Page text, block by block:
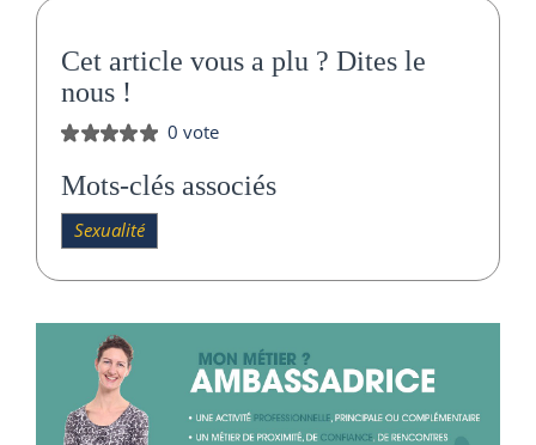
Cet article vous a plu ? Dites le
nous !
0 vote
Mots-clés associés
Sexualité